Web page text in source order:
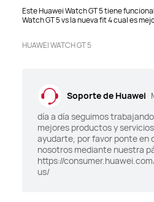
S
Acero inoxidable
Peso (sin correa)
Este Huawei Watch GT 5 tiene
Watch GT 5 vs la nueva fit 4 cual es
HUAWEI WATCH GT 5
Soporte de Huawei
día a día seguimos
mejores productos y
ayudarte, por favor ponte en
nosotros mediante nuestra
https://
us/